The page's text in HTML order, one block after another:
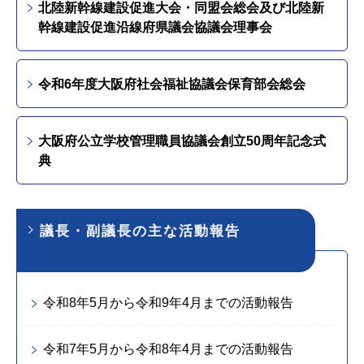
北陸新幹線建設促進大会・同盟会総会及び北陸新
幹線建設促進沿線府県議会協議会理事会
令和6年度大阪府社会福祉協議会保育部会総会
大阪府公立学校管理職員協議会創立50周年記念式
典
議長・副議長の主な活動報告
令和8年5月から令和9年4月までの活動報告
令和7年5月から令和8年4月までの活動報告